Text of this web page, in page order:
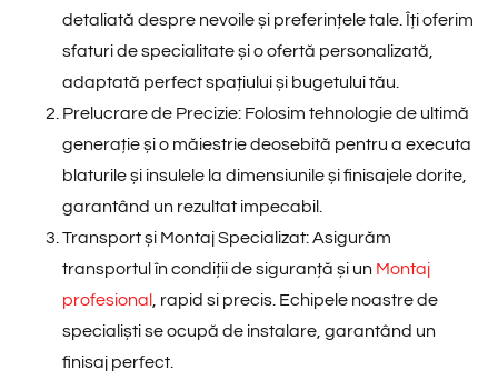
detaliată despre nevoile și preferințele tale. Îți oferim
sfaturi de specialitate și o ofertă personalizată,
adaptată perfect spațiului și bugetului tău.
Prelucrare de Precizie: Folosim tehnologie de ultimă
generație și o măiestrie deosebită pentru a executa
blaturile și insulele la dimensiunile și finisajele dorite,
garantând un rezultat impecabil.
Transport și Montaj Specializat:Asigurăm
transportul în condiții de siguranță și un Montaj
profesional
, rapid si precis. Echipele noastre de
specialiști se ocupă de instalare, garantând un
finisaj perfect.